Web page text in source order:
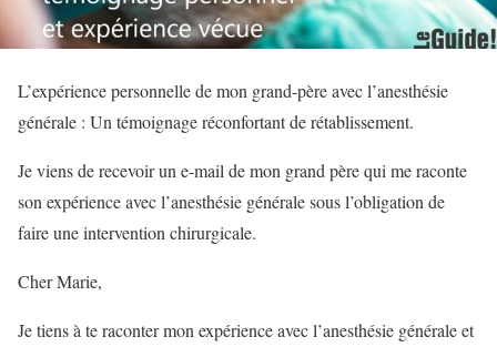
L’expérience personnelle de mon grand-père avec l’anesthésie
générale : Un témoignage réconfortant de rétablissement.
Je viens de recevoir un e-mail de mon grand père qui me raconte
son expérience avec l’anesthésie générale sous l’obligation de
faire une intervention chirurgicale.
Cher Marie,
Je tiens à te raconter mon expérience avec l’anesthésie générale et